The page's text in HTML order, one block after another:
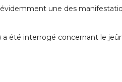
évidemment une des
a été interrogé concernant le